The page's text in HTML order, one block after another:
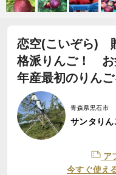
恋空(こいぞら)
格派りんご！
年産最初のりんご
青森県黒石市
サンタりん
ア
今すぐ使え